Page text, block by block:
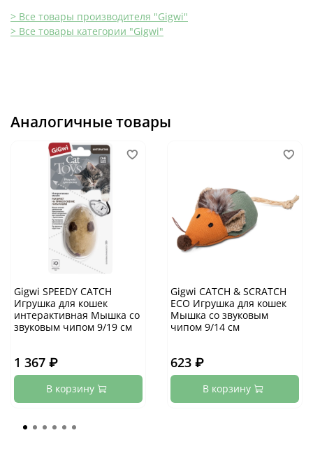
> Все товары производителя "Gigwi"
> Все товары категории "Gigwi"
Аналогичные товары
Gigwi SPEEDY CATCH
Игрушка для кошек
интерактивная Мышка со
звуковым чипом 9/19 см
1 367 ₽
В корзину
Gigwi CATCH & SCRATCH
ECO Игрушка для кошек
Мышка со звуковым
чипом 9/14 см
623 ₽
В корзину